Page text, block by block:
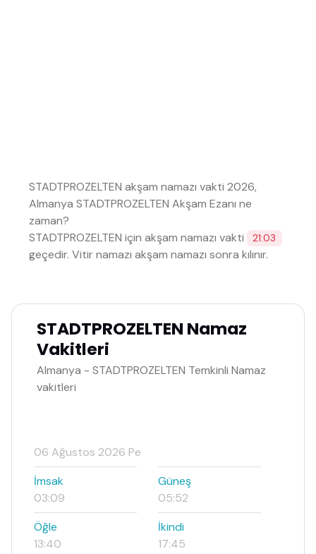
STADTPROZELTEN akşam namazı vakti 2026,
Almanya STADTPROZELTEN Akşam Ezanı ne
zaman?
STADTPROZELTEN için akşam namazı vakti
21:03
geçedir. Vitir namazı akşam namazı sonra kılınır.
STADTPROZELTEN Namaz
Vakitleri
Almanya - STADTPROZELTEN Temkinli Namaz
vakitleri
06 Ağustos 2026 Pe
İmsak
03:09
Güneş
05:52
Öğle
13:40
İkindi
17:45